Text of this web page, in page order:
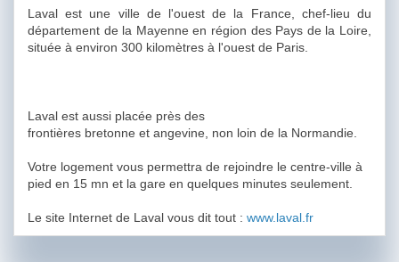
Laval est une ville de l'ouest de la France, chef-lieu du
département de la Mayenne en région des Pays de la Loire,
située à environ 300 kilomètres à l'ouest de Paris.
Laval est aussi placée près des
frontières bretonne et angevine, non loin de la Normandie.
Votre logement vous permettra de rejoindre le centre-ville à
pied en 15 mn et la gare en quelques minutes seulement.
Le site Internet de Laval vous dit tout : www.laval.fr